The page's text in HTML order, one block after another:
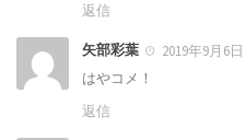
返信
矢部彩葉
2019年9月6日
はやコメ！
返信